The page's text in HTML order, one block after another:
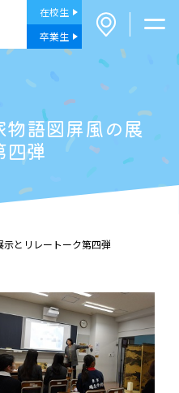
在校生
卒業生
語図屏風の展
四弾
示とリレートーク第四弾